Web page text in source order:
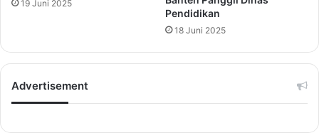
19 Juni 2025
Pendidikan
18 Juni 2025
Advertisement